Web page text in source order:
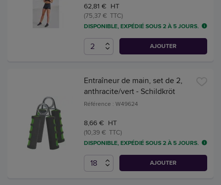
62,81 € HT
(75,37 € TTC)
DISPONIBLE, EXPÉDIÉ SOUS 2 À 5 JOURS.
AJOUTER
Entraîneur de main, set de 2,
anthracite/vert - Schildkröt
Référence : W49624
8,66 € HT
(10,39 € TTC)
DISPONIBLE, EXPÉDIÉ SOUS 2 À 5 JOURS.
AJOUTER